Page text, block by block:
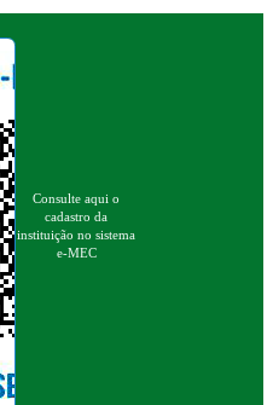
Consulte aqui o
cadastro da
instituição no sistema
e-MEC